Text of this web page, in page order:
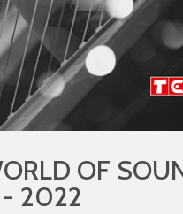
OF
2022